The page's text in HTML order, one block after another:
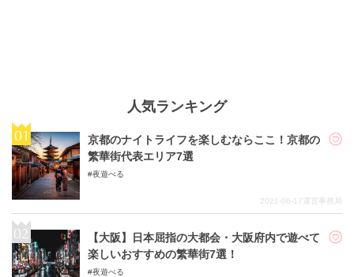
人気ランキング
京都のナイトライフを楽しむならここ！京都の
繁華街代表エリア7選
夜遊べる
2021-06-17運営事務局
【大阪】日本屈指の大都会・大阪府内で遊べて
楽しいおすすめの繁華街7選！
夜遊べる